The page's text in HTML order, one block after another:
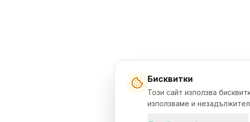
Бисквитки
Този сайт използва
използваме и